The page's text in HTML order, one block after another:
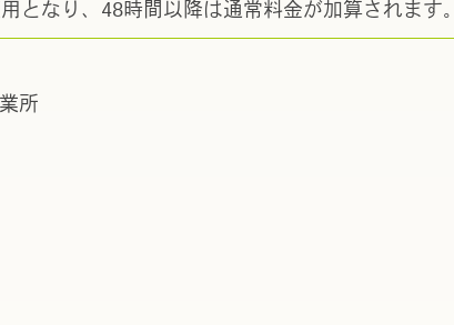
となり、48時間以降は通常料金が加算されます。
所